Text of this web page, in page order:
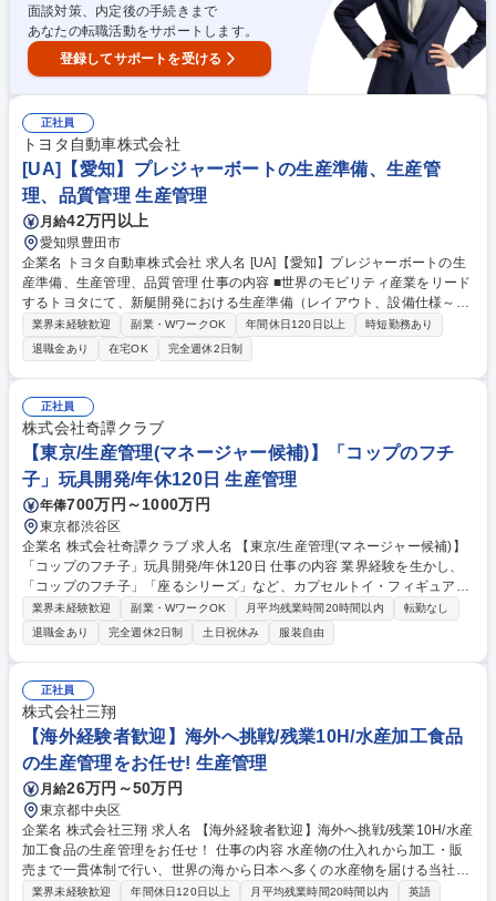
面談対策、内定後の手続きまで
あなたの転職活動をサポートします。
登録してサポートを受ける
正社員
トヨタ自動車株式会社
[UA]【愛知】プレジャーボートの生産準備、生産管
理、品質管理 生産管理
月給42万円以上
愛知県豊田市
企業名 トヨタ自動車株式会社 求人名 [UA]【愛知】プレジャーボートの生
産準備、生産管理、品質管理 仕事の内容 ■世界のモビリティ産業をリード
するトヨタにて、新艇開発における生産準備（レイアウト、設備仕様～設
置、品質管理）、現生産艇の生産計画/管理、品質管理を担当していただき
ます。 【詳細】国内外の製造委託先との ■新艇開発の生産準備：レイアウ
ト設計、生産設備/型仕様～設置、品質造込 ■現行生産艇の生産管理：生産
計画/管理、品質管理 ■生産性向上：生産/品質改善 ※OEMメーカー様/部品
仕入先様と連携し、工場の生産/品質の安定化をはかる 募集職種 [UA]【愛
知】プレジャーボートの生産準備、生産管理、品質管理
業界未経験歓迎 副業・WワークOK 年間休日120日以上
時短勤務あり
退職金あり
在宅OK 完全週休2日制
正社員
株式会社奇譚クラブ
【東京/生産管理(マネージャー候補)】「コップのフチ
子」玩具開発/年休120日 生産管理
年俸700万円～1000万円
東京都渋谷区
企業名 株式会社奇譚クラブ 求人名 【東京/生産管理(マネージャー候補)】
「コップのフチ子」玩具開発/年休120日 仕事の内容 業界経験を生かし、
「コップのフチ子」「座るシリーズ」など、カプセルトイ・フィギュア商
品の企画開発を手掛ける当社にて、生産管理・品質管理業務をお任せしま
す。中国工場との連携をしながら、生産スケジュール 管理および量産時の
品質管理を中心にご担当いただきます。【業務詳細】■生産スケジュール
の作成および工程管理 ■中国工場との納期・仕様・品質に関する調整／交
渉 ■受発注に伴う工場との各種調整・確認業務 ■量産時の品質管理・改善
対応 ■組織およびプロジェクトのマネジメント業務 ■メンバー育成業務 等
※毎月10商品以上を継続的にリリースしており、複数商品を並行して進行
します。 募集職種 【東京/生産管理(マネージャー候補)】「コップのフチ
子」玩具開発/年休120日
業界未経験歓迎 副業・WワークOK 月平均残業時間20時間以内
転勤なし
退職金あり
完全週休2日制 土日祝休み 服装自由
正社員
株式会社三翔
【海外経験者歓迎】海外へ挑戦/残業10H/水産加工食品
の生産管理をお任せ! 生産管理
月給26万円～50万円
東京都中央区
企業名 株式会社三翔 求人名 【海外経験者歓迎】海外へ挑戦/残業10H/水産
加工食品の生産管理をお任せ！ 仕事の内容 水産物の仕入れから加工・販
売まで一貫体制で行い、世界の海から日本へ多くの水産物を届ける当社に
おいて、海外の工場での生産管理指導及び実施をお任せいたします。 まず
業界未経験歓迎 年間休日120日以上 月平均残業時間20時間以内
英語